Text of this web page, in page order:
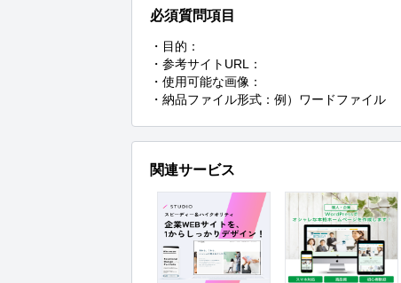
必須質問項目
・目的：
・参考サイトURL：
・使用可能な画像：
・納品ファイル形式：例）ワードファイル
関連サービス